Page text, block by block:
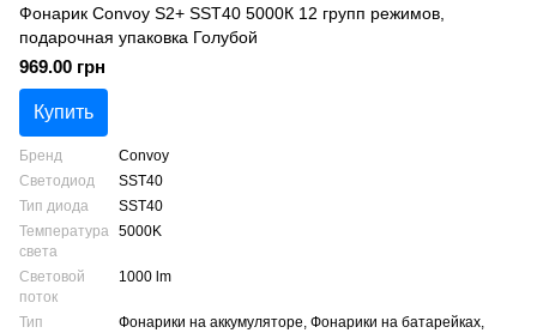
Фонарик Convoy S2+ SST40 5000К 12 групп режимов,
подарочная упаковка Голубой
969.00 грн
Купить
Бренд
Convoy
Светодиод
SST40
Тип диода
SST40
Температура
света
5000K
Световой
поток
1000 lm
Тип
Фонарики на аккумуляторе, Фонарики на батарейках,